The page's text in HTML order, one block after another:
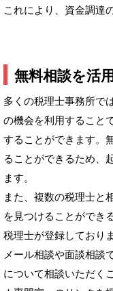
これにより、資金調達
無料相談を活
多くの税理士事務所で
の機会を利用すること
することができます。
ることができるため、
ます。
また、複数の税理士と
を見つけることができ
税理士が登録しておりま
メール相談や面談相談
について相談いただく